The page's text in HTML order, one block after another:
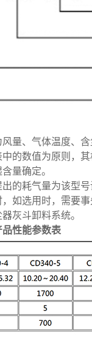
风量、气体温度、
的数值为原则，
量确定。
的耗气量为该型号
，如选用时，需要
灰斗卸料系统。
性能参数表